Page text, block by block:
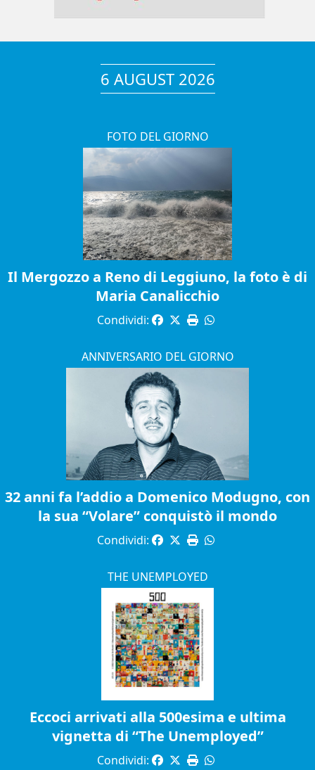
6 AUGUST 2026
FOTO DEL GIORNO
Il Mergozzo a Reno di Leggiuno, la foto è di
Maria Canalicchio
Condividi:
ANNIVERSARIO DEL GIORNO
32 anni fa l’addio a Domenico Modugno, con
la sua “Volare” conquistò il mondo
Condividi:
THE UNEMPLOYED
Eccoci arrivati alla 500esima e ultima
vignetta di “The Unemployed”
Condividi: